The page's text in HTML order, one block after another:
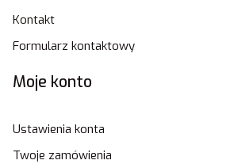
Kontakt
Formularz kontaktowy
Moje konto
Ustawienia konta
Twoje zamówienia